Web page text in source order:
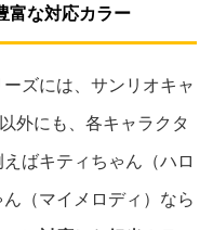
富な対応カラー
ズには、サンリオキャ
外にも、各キャラクタ
ばキティちゃん（ハロ
（マイメロディ）なら